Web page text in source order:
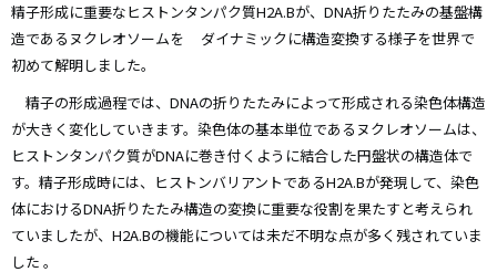
精子形成に重要なヒストンタンパク質H2A.Bが、DNA折りたたみの基盤構
造であるヌクレオソームを ダイナミックに構造変換する様子を世界で
初めて解明しました。
精子の形成過程では、DNAの折りたたみによって形成される染色体構造
が大きく変化していきます。染色体の基本単位であるヌクレオソームは、
ヒストンタンパク質がDNAに巻き付くように結合した円盤状の構造体で
す。精子形成時には、ヒストンバリアントであるH2A.Bが発現して、染色
体におけるDNA折りたたみ構造の変換に重要な役割を果たすと考えられ
ていましたが、H2A.Bの機能については未だ不明な点が多く残されていま
した 。